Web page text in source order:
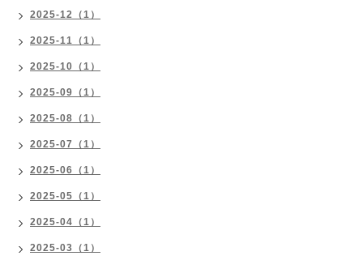
2025-12（1）
2025-11（1）
2025-10（1）
2025-09（1）
2025-08（1）
2025-07（1）
2025-06（1）
2025-05（1）
2025-04（1）
2025-03（1）